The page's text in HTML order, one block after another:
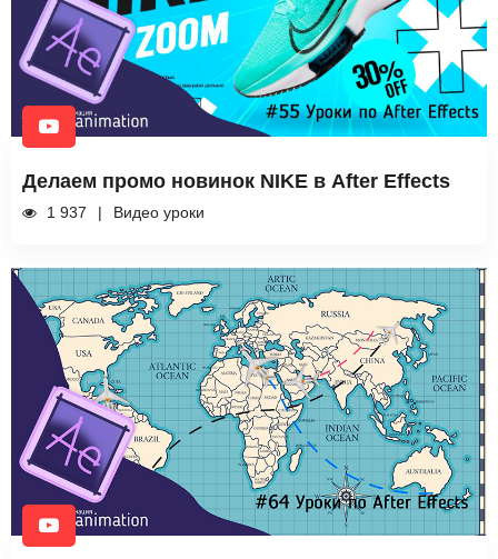
Делаем промо новинок NIKE в After Effects
1 937 Видео уроки